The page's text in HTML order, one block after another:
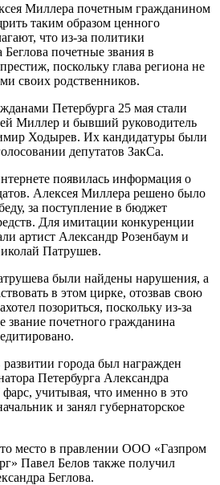
Миллера почетным гражданином
таким образом ценного
что из-за политики
почетные звания в
поскольку глава региона не
своих родственников.
Петербурга 25 мая стали
Миллер и бывший руководитель
Ходырев. Их кандидатуры были
депутатов ЗакСа.
появилась информация о
Алексея Миллера решено было
за поступление в бюджет
Для имитации конкуренции
артист Александр Розенбаум и
Патрушев.
были найдены нарушения, а
в этом цирке, отозвав свою
позориться, поскольку из-за
звание почетного гражданина
развитии города был награжден
Петербурга Александра
учитывая, что именно в это
и занял губернаторское
место в правлении ООО «Газпром
Павел Белов также получил
Беглова.